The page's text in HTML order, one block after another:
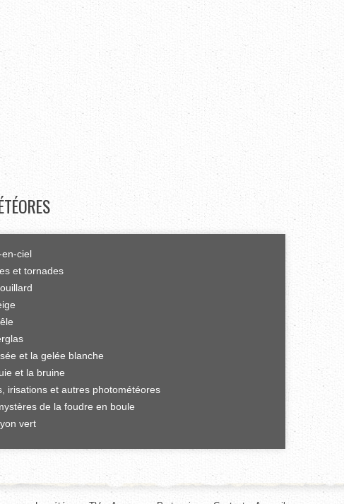
en-ciel
et tornades
et la gelée blanche
et la bruine
irisations et autres photométéores
de la foudre en boule
vert